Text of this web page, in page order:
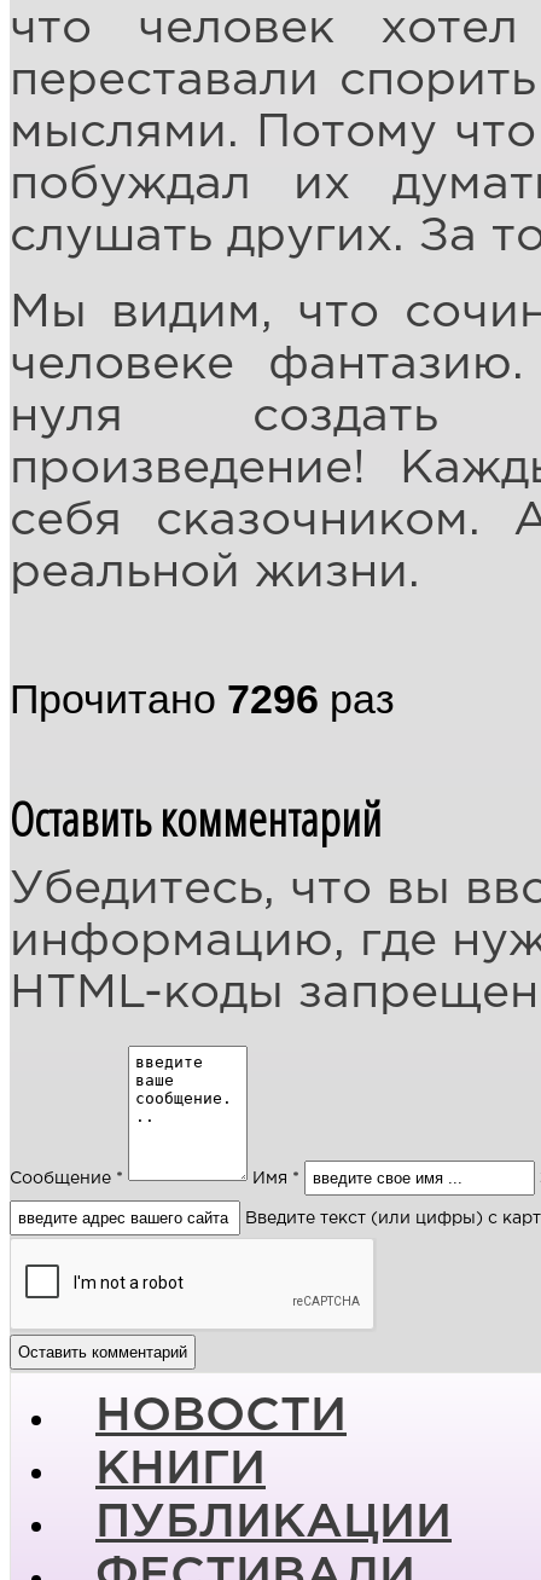
что человек
переставали
мыслями. Потому
побуждал их
слушать других. За
Мы видим, что
человеке
нуля создать
произведение!
себя
реальной жизни.
Прочитано 7296 раз
Оставить комментарий
Убедитесь, что вы
информацию, где
HTML-коды
Сообщение * Имя *
Введите текст (или цифры) с
НОВОСТИ
КНИГИ
ПУБЛИКАЦИИ